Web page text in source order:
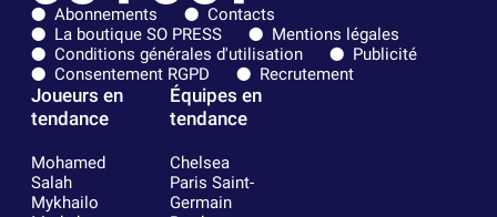
Abonnements
Contacts
La boutique SO PRESS
Mentions légales
Conditions générales d'utilisation
Publicité
Consentement RGPD
Recrutement
Joueurs en
tendance
Mohamed
Salah
Mykhailo
Équipes en
tendance
Chelsea
Paris Saint-
Germain